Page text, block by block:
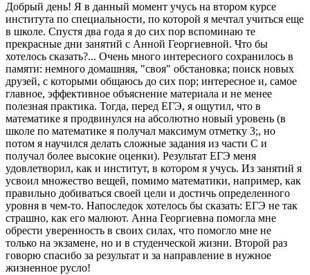
Добрый день! Я в данный момент учусь на втором курсе
института по специальности, по которой я мечтал учиться еще
в школе. Спустя два года я до сих пор вспоминаю те
прекрасные дни занятий с Анной Георгиевной. Что бы
хотелось сказать?... Очень много интересного сохранилось в
памяти: немного домашняя, "своя" обстановка; поиск новых
друзей, с которыми общаюсь до сих пор; интересное и, самое
главное, эффективное объяснение материала и не менее
полезная практика. Тогда, перед ЕГЭ, я ощутил, что в
математике я продвинулся на абсолютно новый уровень (в
школе по математике я получал максимум отметку 3;, но
потом я научился делать сложные задания из части С и
получал более высокие оценки). Результат ЕГЭ меня
удовлетворил, как и институт, в котором я учусь. Из занятий я
усвоил множество вещей, помимо математики, например, как
правильно добиваться своей цели и достичь определенного
уровня в чем-то. Напоследок хотелось бы сказать: ЕГЭ не так
страшно, как его малюют. Анна Георгиевна помогла мне
обрести уверенность в своих силах, что помогло мне не
только на экзамене, но и в студенческой жизни. Второй раз
говорю спасибо за результат и за направление в нужное
жизненное русло!